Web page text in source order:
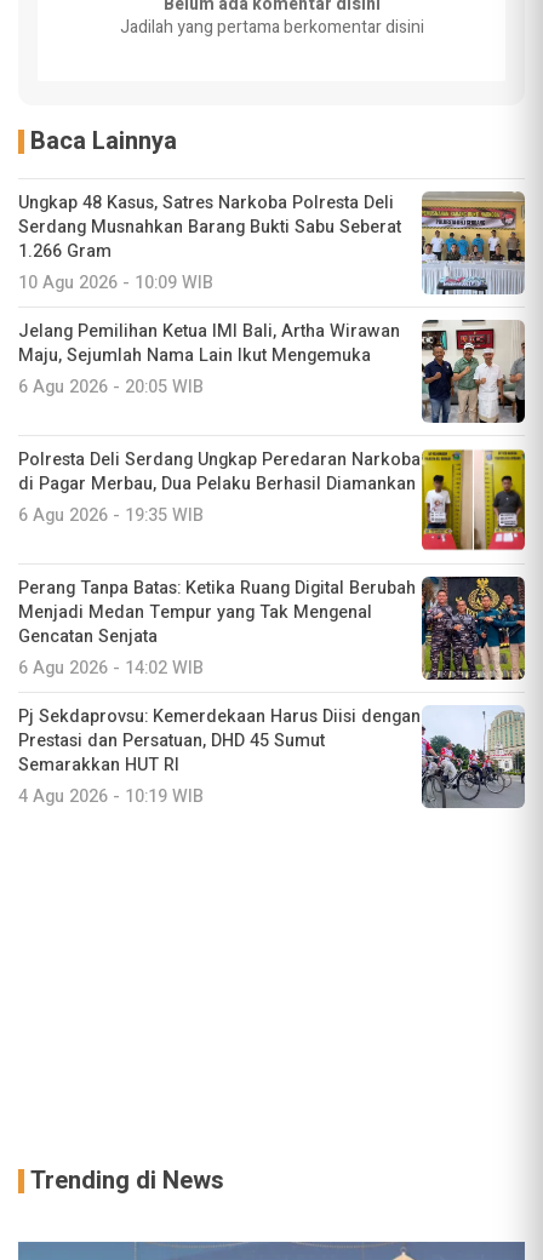
Jadilah yang pertama berkomentar disini
Baca Lainnya
Ungkap 48 Kasus, Satres Narkoba Polresta Deli
Serdang Musnahkan Barang Bukti Sabu Seberat
1.266 Gram
10 Agu 2026 - 10:09 WIB
Jelang Pemilihan Ketua IMI Bali, Artha Wirawan
Maju, Sejumlah Nama Lain Ikut Mengemuka
6 Agu 2026 - 20:05 WIB
Polresta Deli Serdang Ungkap Peredaran Narkoba
di Pagar Merbau, Dua Pelaku Berhasil Diamankan
6 Agu 2026 - 19:35 WIB
Perang Tanpa Batas: Ketika Ruang Digital Berubah
Menjadi Medan Tempur yang Tak Mengenal
Gencatan Senjata
6 Agu 2026 - 14:02 WIB
Pj Sekdaprovsu: Kemerdekaan Harus Diisi dengan
Prestasi dan Persatuan, DHD 45 Sumut
Semarakkan HUT RI
4 Agu 2026 - 10:19 WIB
Trending di News